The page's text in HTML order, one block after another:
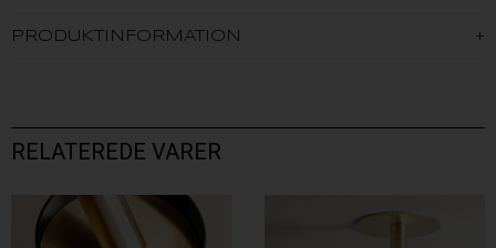
PRODUKTINFORMATION
RELATEREDE VARER